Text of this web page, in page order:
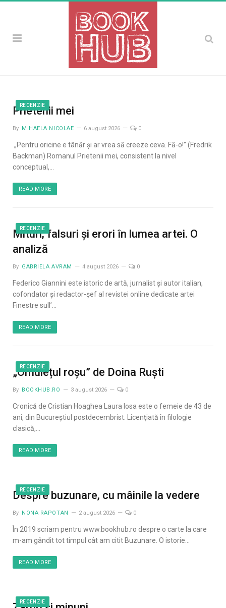
RECENZIE
Prietenii mei
By MIHAELA NICOLAE 6 august 2026 0
„Pentru oricine e tânăr și ar vrea să creeze ceva. Fă-o!” (Fredrik
Backman) Romanul Prietenii mei, consistent la nivel
conceptual,…
READ MORE
RECENZIE
Mituri, falsuri și erori în lumea artei. O
analiză
By GABRIELA AVRAM 4 august 2026 0
Federico Giannini este istoric de artă, jurnalist și autor italian,
cofondator și redactor-șef al revistei online dedicate artei
Finestre sullʼ…
READ MORE
RECENZIE
„Omulețul roșu” de Doina Ruști
By BOOKHUB.RO 3 august 2026 0
Cronică de Cristian Hoaghea Laura Iosa este o femeie de 43 de
ani, din Bucureștiul postdecembrist. Licențiată în filologie
clasică,…
READ MORE
RECENZIE
Despre buzunare, cu mâinile la vedere
By NONA RAPOTAN 2 august 2026 0
În 2019 scriam pentru www.bookhub.ro despre o carte la care
m-am gândit tot timpul cât am citit Buzunare. O istorie…
READ MORE
RECENZIE